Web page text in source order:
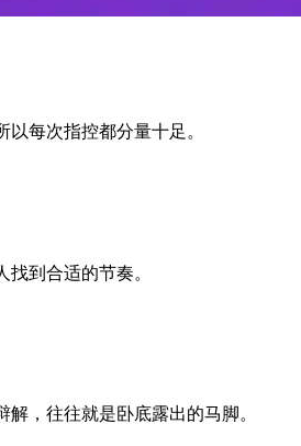
每次指控都分量十足。
到合适的节奏。
，往往就是卧底露出的马脚。